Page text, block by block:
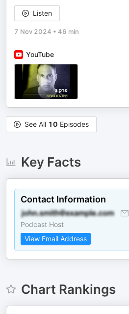
Listen
7 Nov 2024 • 46 min
YouTube
See All 10 Episodes
Key Facts
Contact Information
Podcast Host
View Email Address
Chart Rankings